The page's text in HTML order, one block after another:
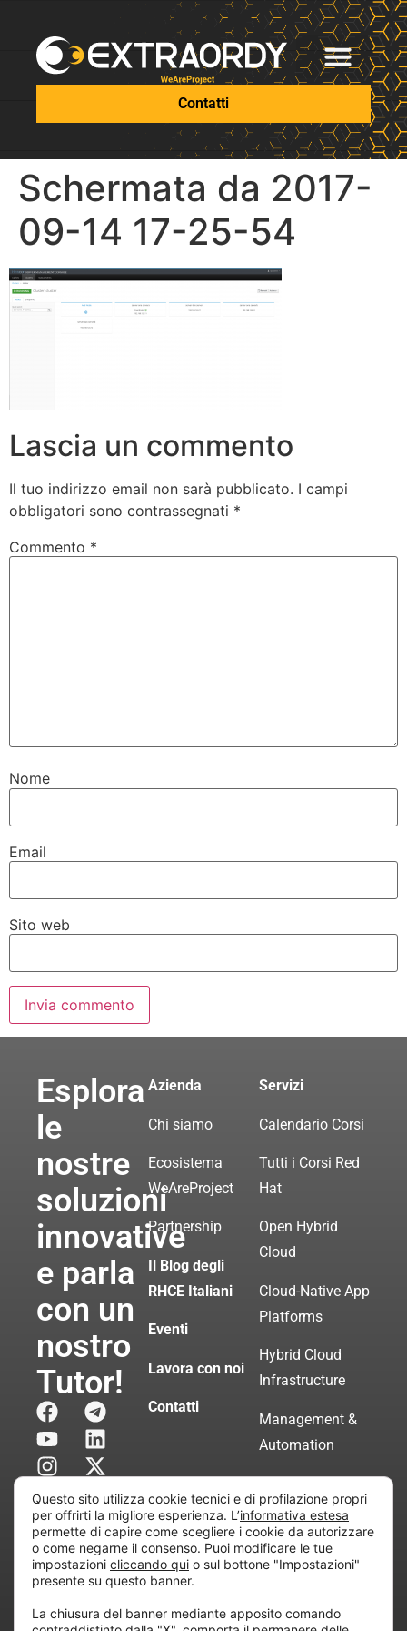
Contatti
Schermata da 2017-
09-14 17-25-54
Lascia un commento
Il tuo indirizzo email non sarà pubblicato. I campi
obbligatori sono contrassegnati *
Commento *
Nome
Email
Sito web
Esplora
le
nostre
soluzioni
innovative
e parla
con un
nostro
Tutor!
Azienda
Chi siamo
Ecosistema
WeAreProject
Partnership
Il Blog degli
RHCE Italiani
Eventi
Lavora con noi
Contatti
Servizi
Calendario Corsi
Tutti i Corsi Red
Hat
Open Hybrid
Cloud
Cloud-Native App
Platforms
Hybrid Cloud
Infrastructure
Management &
Automation
Servizi di
Consulenza
Certificata
all’attività di direzione e coordinamento di “Project
Questo sito utilizza cookie tecnici e di profilazione propri
per offrirti la migliore esperienza. L’informativa estesa
permette di capire come scegliere i cookie da autorizzare
o come negarne il consenso. Puoi modificare le tue
impostazioni cliccando qui o sul bottone "Impostazioni"
presente su questo banner.
La chiusura del banner mediante apposito comando